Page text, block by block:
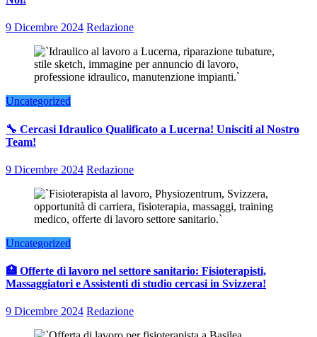
9 Dicembre 2024 Redazione
Uncategorized
🔧 Cercasi Idraulico Qualificato a Lucerna! Unisciti al Nostro
Team!
9 Dicembre 2024 Redazione
Uncategorized
🏥 Offerte di lavoro nel settore sanitario: Fisioterapisti,
Massaggiatori e Assistenti di studio cercasi in Svizzera!
9 Dicembre 2024 Redazione